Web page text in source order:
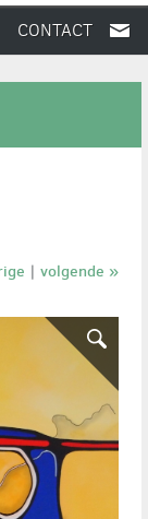
CONTACT
| volgende »